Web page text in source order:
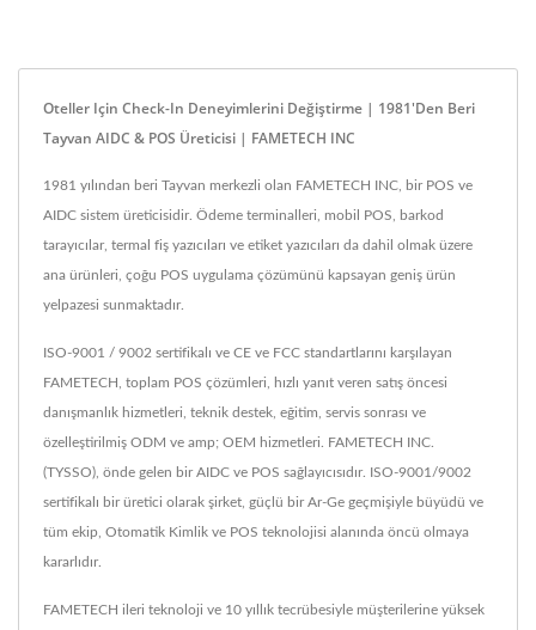
Oteller Için Check-In Deneyimlerini Değiştirme | 1981'den Beri
Tayvan AIDC & POS Üreticisi | FAMETECH INC
1981 yılından beri Tayvan merkezli olan FAMETECH INC, bir POS ve
AIDC sistem üreticisidir. Ödeme terminalleri, mobil POS, barkod
tarayıcılar, termal fiş yazıcıları ve etiket yazıcıları da dahil olmak üzere
ana ürünleri, çoğu POS uygulama çözümünü kapsayan geniş ürün
yelpazesi sunmaktadır.
ISO-9001 / 9002 sertifikalı ve CE ve FCC standartlarını karşılayan
FAMETECH, toplam POS çözümleri, hızlı yanıt veren satış öncesi
danışmanlık hizmetleri, teknik destek, eğitim, servis sonrası ve
özelleştirilmiş ODM ve amp; OEM hizmetleri. FAMETECH INC.
(TYSSO), önde gelen bir AIDC ve POS sağlayıcısıdır. ISO-9001/9002
sertifikalı bir üretici olarak şirket, güçlü bir Ar-Ge geçmişiyle büyüdü ve
tüm ekip, Otomatik Kimlik ve POS teknolojisi alanında öncü olmaya
kararlıdır.
FAMETECH ileri teknoloji ve 10 yıllık tecrübesiyle müşterilerine yüksek